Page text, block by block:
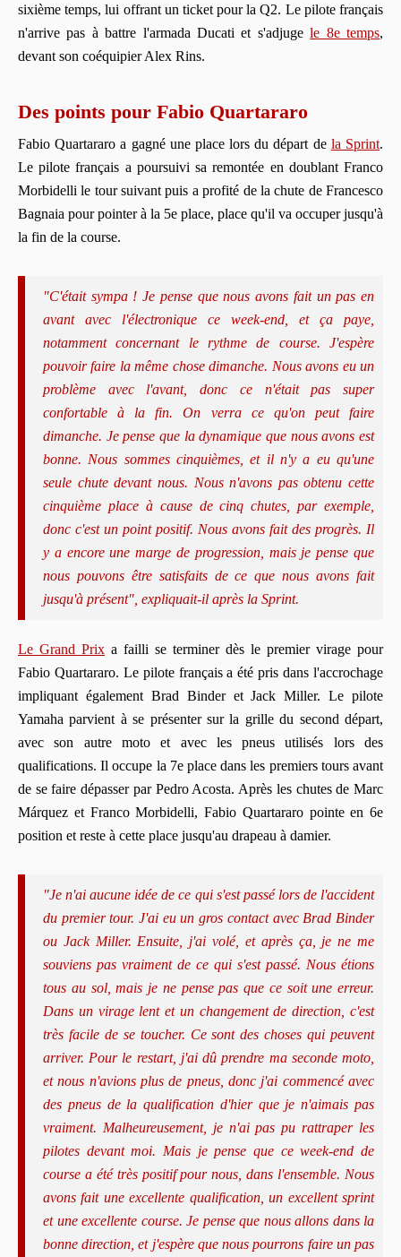
sixième temps, lui offrant un ticket pour la Q2. Le pilote français
n'arrive pas à battre l'armada Ducati et s'adjugele 8e temps,
devant son coéquipier Alex Rins.
Des points pour Fabio Quartararo
Fabio Quartararo a gagné une place lors du départ de la Sprint.
Le pilote français a poursuivi sa remontée en doublant Franco
Morbidelli le tour suivant puis a profité de la chute de Francesco
Bagnaia pour pointer à la 5e place, place qu'il va occuper jusqu'à
la fin de la course.
"C'était sympa ! Je pense que nous avons fait un pas en
avant avec l'électronique ce week-end, et ça paye,
notamment concernant le rythme de course. J'espère
pouvoir faire la même chose dimanche. Nous avons eu un
problème avec l'avant, donc ce n'était pas super
confortable à la fin. On verra ce qu'on peut faire
dimanche. Je pense que la dynamique que nous avons est
bonne. Nous sommes cinquièmes, et il n'y a eu qu'une
seule chute devant nous. Nous n'avons pas obtenu cette
cinquième place à cause de cinq chutes, par exemple,
donc c'est un point positif. Nous avons fait des progrès. Il
y a encore une marge de progression, mais je pense que
nous pouvons être satisfaits de ce que nous avons fait
jusqu'à présent", expliquait-il après la Sprint.
Le Grand Prix a failli se terminer dès le premier virage pour
Fabio Quartararo. Le pilote français a été pris dans l'accrochage
impliquant également Brad Binder et Jack Miller. Le pilote
Yamaha parvient à se présenter sur la grille du second départ,
avec son autre moto et avec les pneus utilisés lors des
qualifications. Il occupe la 7e place dans les premiers tours avant
de se faire dépasser par Pedro Acosta. Après les chutes de Marc
Márquez et Franco Morbidelli, Fabio Quartararo pointe en 6e
position et reste à cette place jusqu'au drapeau à damier.
"Je n'ai aucune idée de ce qui s'est passé lors de l'accident
du premier tour. J'ai eu un gros contact avec Brad Binder
ou Jack Miller. Ensuite, j'ai volé, et après ça, je ne me
souviens pas vraiment de ce qui s'est passé. Nous étions
tous au sol, mais je ne pense pas que ce soit une erreur.
Dans un virage lent et un changement de direction, c'est
très facile de se toucher. Ce sont des choses qui peuvent
arriver. Pour le restart, j'ai dû prendre ma seconde moto,
et nous n'avions plus de pneus, donc j'ai commencé avec
des pneus de la qualification d'hier que je n'aimais pas
vraiment. Malheureusement, je n'ai pas pu rattraper les
pilotes devant moi. Mais je pense que ce week-end de
course a été très positif pour nous, dans l'ensemble. Nous
avons fait une excellente qualification, un excellent sprint
et une excellente course. Je pense que nous allons dans la
bonne direction, et j'espère que nous pourrons faire un pas